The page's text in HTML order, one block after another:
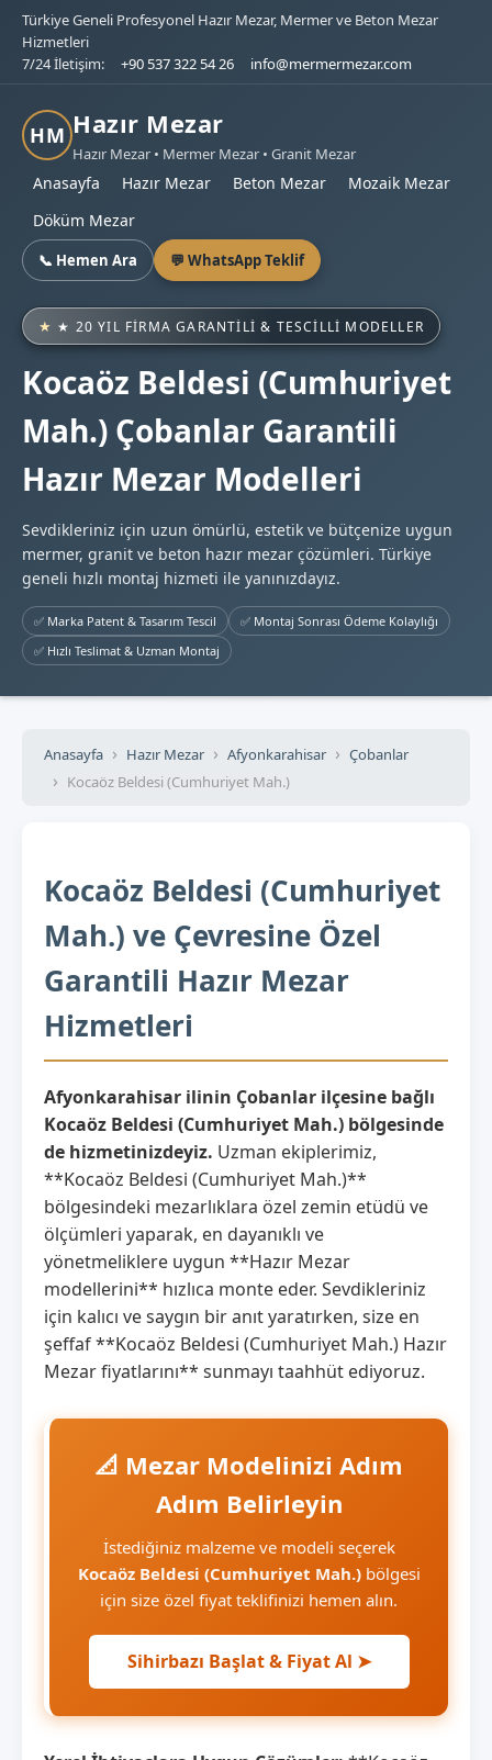
Türkiye Geneli Profesyonel Hazır Mezar, Mermer ve Beton Mezar
Hizmetleri
7/24 İletişim:
+90 537 322 54 26 info@mermermezar.com
HM Hazır Mezar
Hazır Mezar • Mermer Mezar • Granit Mezar
Anasayfa Hazır Mezar Beton Mezar
Mozaik Mezar
Döküm Mezar
📞 Hemen Ara 💬 WhatsApp Teklif
★ 20 YIL FIRMA GARANTILI & TESCILLI MODELLER
Kocaöz Beldesi (Cumhuriyet
Mah.) Çobanlar Garantili
Hazır Mezar Modelleri
Sevdikleriniz için uzun ömürlü, estetik ve bütçenize uygun
mermer, granit ve beton hazır mezar çözümleri. Türkiye
geneli hızlı montaj hizmeti ile yanınızdayız.
✅ Marka Patent & Tasarım Tescil
✅ Montaj Sonrası Ödeme Kolaylığı
✅ Hızlı Teslimat & Uzman Montaj
Anasayfa Hazır Mezar Afyonkarahisar
Çobanlar
Kocaöz Beldesi (Cumhuriyet Mah.)
Kocaöz Beldesi (Cumhuriyet
Mah.) ve Çevresine Özel
Garantili Hazır Mezar
Hizmetleri
Afyonkarahisar ilinin Çobanlar ilçesine bağlı
Kocaöz Beldesi (Cumhuriyet Mah.) bölgesinde
de hizmetinizdeyiz. Uzman ekiplerimiz,
**Kocaöz Beldesi (Cumhuriyet Mah.)**
bölgesindeki mezarlıklara özel zemin etüdü ve
ölçümleri yaparak, en dayanıklı ve
yönetmeliklere uygun **Hazır Mezar
modellerini** hızlıca monte eder. Sevdikleriniz
için kalıcı ve saygın bir anıt yaratırken, size en
şeffaf **Kocaöz Beldesi (Cumhuriyet Mah.) Hazır
Mezar fiyatlarını** sunmayı taahhüt ediyoruz.
📐 Mezar Modelinizi Adım
Adım Belirleyin
İstediğiniz malzeme ve modeli seçerek
Kocaöz Beldesi (Cumhuriyet Mah.)bölgesi
için size özel fiyat teklifinizi hemen alın.
Sihirbazı Başlat & Fiyat Al ➤